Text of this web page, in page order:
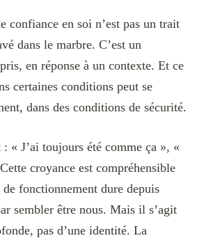
confiance en soi n’est pas un trait
dans le marbre. C’est un
en réponse à un contexte. Et ce
certaines conditions peut se
dans des conditions de sécurité.
« J’ai toujours été comme ça », «
croyance est compréhensible
fonctionnement dure depuis
sembler être nous. Mais il s’agit
pas d’une identité. La